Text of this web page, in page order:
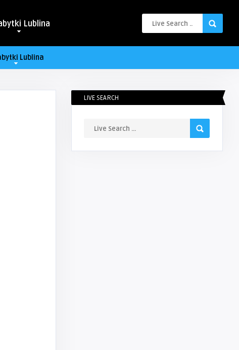
Lublina
Lublina
LIVE SEARCH